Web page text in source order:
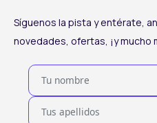
Síguenos la pista y entérate,
novedades, ofertas, ¡y mucho